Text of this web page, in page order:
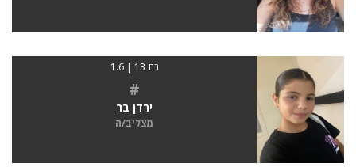
בת 13 | 1.6
#
ירדן בר
מצליב/ה